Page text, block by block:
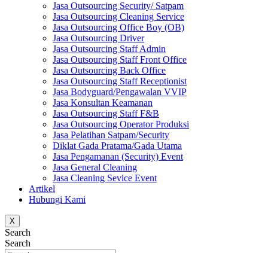
Jasa Outsourcing Security/ Satpam
Jasa Outsourcing Cleaning Service
Jasa Outsourcing Office Boy (OB)
Jasa Outsourcing Driver
Jasa Outsourcing Staff Admin
Jasa Outsourcing Staff Front Office
Jasa Outsourcing Back Office
Jasa Outsourcing Staff Receptionist
Jasa Bodyguard/Pengawalan VVIP
Jasa Konsultan Keamanan
Jasa Outsourcing Staff F&B
Jasa Outsourcing Operator Produksi
Jasa Pelatihan Satpam/Security
Diklat Gada Pratama/Gada Utama
Jasa Pengamanan (Security) Event
Jasa General Cleaning
Jasa Cleaning Sevice Event
Artikel
Hubungi Kami
X
Search
Search